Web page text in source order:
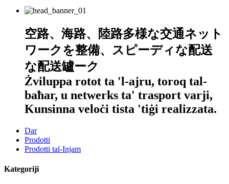
空路、海路、陸路多様な交通ネット
ワークを整備、スピーディな配送
な配送罏ーク
Żviluppa rotot ta 'l-ajru, toroq tal-
baħar, u netwerks ta' trasport varji,
Kunsinna veloċi tista 'tiġi realizzata.
Dar
Prodotti
Prodotti tal-Injam
Kategoriji